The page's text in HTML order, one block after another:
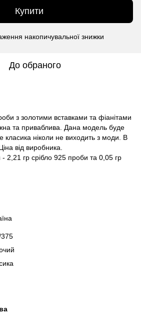
Купити
накопичувальної знижки
До обраного
з золотими вставками та фіанітами
та приваблива. Дана модель буде
класика ніколи не виходить з моди. В
від виробника.
2,21 гр срібло 925 проби та 0,05 гр